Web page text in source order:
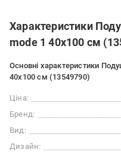
Характеристики
mode 1 40х100 см
Основні характеристики
40х100 см (13549790)
Ціна:
Бренд:
Вид:
Дизайн: